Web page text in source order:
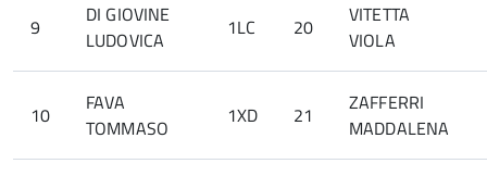
9
DI GIOVINE
LUDOVICA
1LC 20
VITETTA
VIOLA
10
FAVA
TOMMASO
1XD 21
ZAFFERRI
MADDALENA